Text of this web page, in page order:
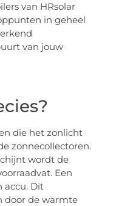
van HRsolar
in geheel
van jouw
die het zonlicht
zonnecollectoren.
wordt de
Een
accu. Dit
door de warmte